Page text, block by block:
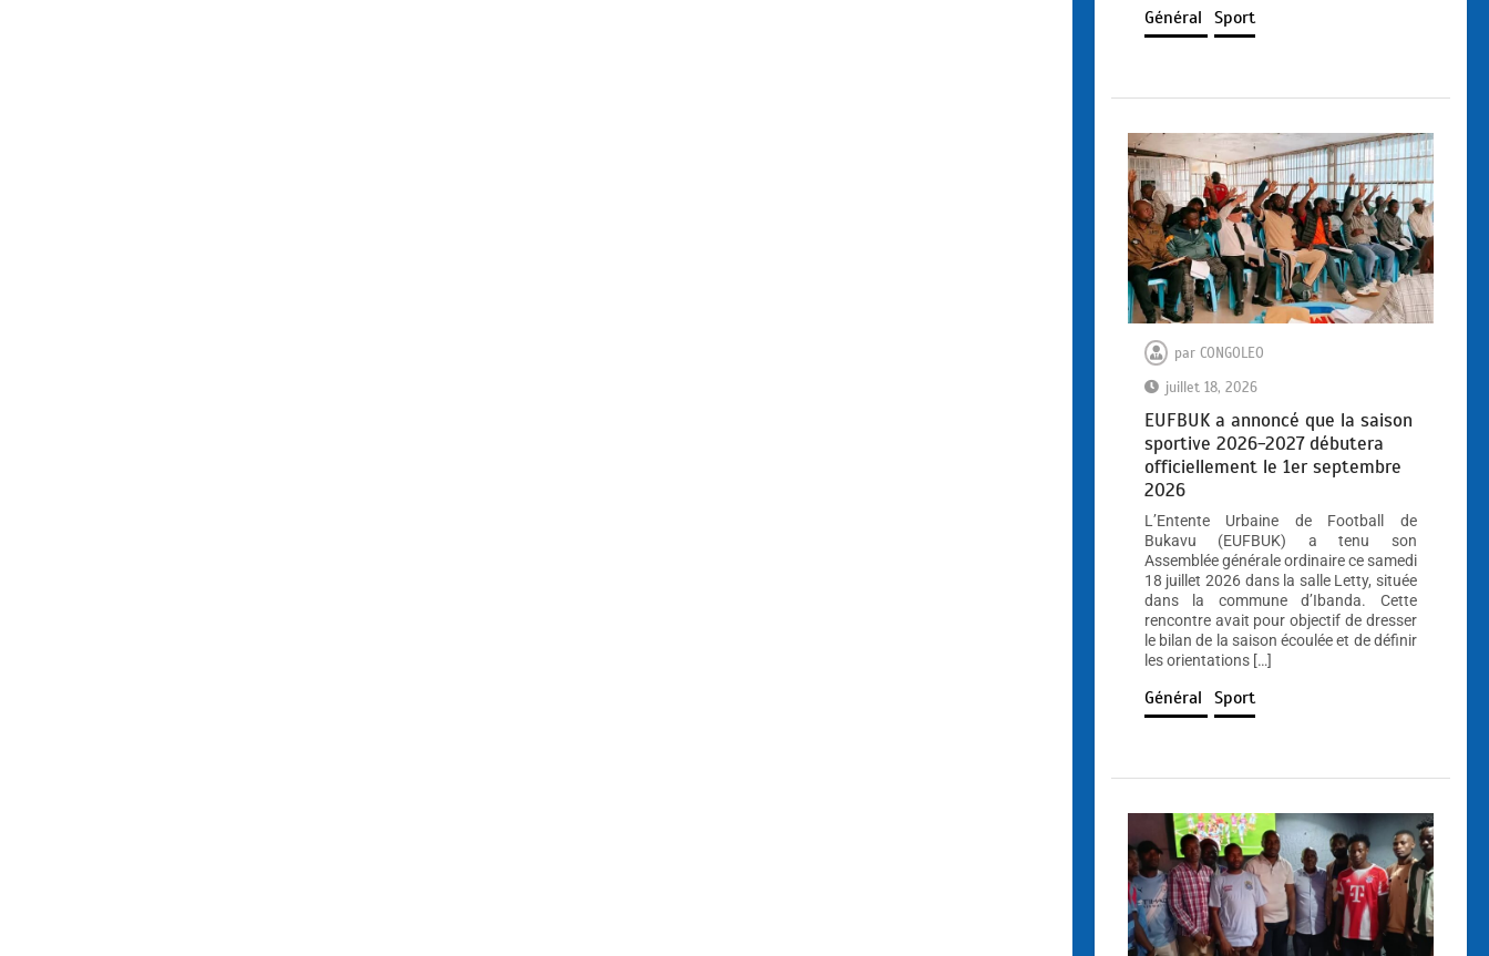
Général Sport
par CONGOLEO
juillet 18, 2026
EUFBUK a annoncé que la saison
sportive 2026-2027 débutera
officiellement le 1er septembre
2026
L’Entente Urbaine de Football de
Bukavu (EUFBUK) a tenu son
Assemblée générale ordinaire ce samedi
18 juillet 2026 dans la salle Letty, située
dans la commune d’Ibanda. Cette
rencontre avait pour objectif de dresser
le bilan de la saison écoulée et de définir
les orientations […]
Général Sport